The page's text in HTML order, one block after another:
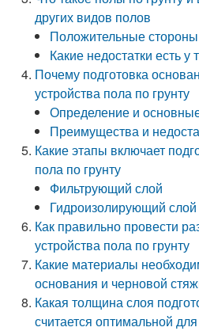
других видов полов
Положительные стороны
Какие недостатки есть у
Почему подготовка
устройства пола по грунту
Определение и
Преимущества и
Какие этапы включает
пола по грунту
Фильтрующий слой
Гидроизолирующий
Как правильно провести
устройства пола по грунту
Какие материалы
основания и черновой
Какая толщина слоя
считается оптимальной